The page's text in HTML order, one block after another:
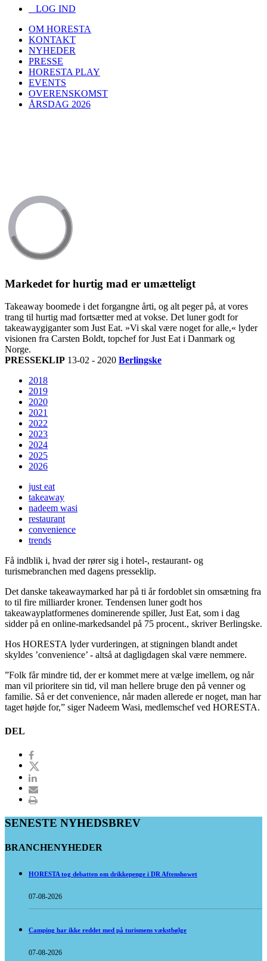
LOG IND
OM HORESTA
KONTAKT
NYHEDER
PRESSE
HORESTA PLAY
EVENTS
OVERENSKOMST
ÅRSDAG 2026
Markedet for hurtig mad er umætteligt
Takeaway boomede i det forgangne årti, og alt peger på, at vores
trang til hurtig mad fortsætter med at vokse. Det luner godt for
takeawaygiganter som Just Eat. »Vi skal være noget for alle,« lyder
visionen fra Carsten Boldt, topchef for Just Eat i Danmark og
Norge.
PRESSEKLIP 13-02 - 2020 Berlingske
2018
2019
2020
2021
2022
2023
2024
2025
2026
just eat
takeaway
nadeem wasi
restaurant
convenience
trends
Få indblik i, hvad der rører sig i hotel-, restaurant- og
turismebranchen med dagens presseklip.
Det danske takeawaymarked har på ti år fordoblet sin omsætning fra
to til fire milliarder kroner. Tendensen luner godt hos
takeawayplatformenes dominerende spiller, Just Eat, som i dag
sidder på en online-markedsandel på 75 procent., skriver Berlingske.
Hos HORESTA lyder vurderingen, at stigningen blandt andet
skyldes ’convenience’ - altså at dagligdagen skal være nemmere.
”Folk får mindre tid, der er kommet mere at vælge imellem, og når
man vil prioritere sin tid, vil man hellere bruge den på venner og
familie. Så er det convenience, når maden allerede er noget, man har
taget højde for,” siger Nadeem Wasi, medlemschef ved HORESTA.
DEL
SENESTE NYHEDSBREV
BRANCHENYHEDER
HORESTA tog debatten om drikkepenge i DR Aftenshowet
07-08-2026
Camping har ikke reddet med på turismens vækstbølge
07-08-2026